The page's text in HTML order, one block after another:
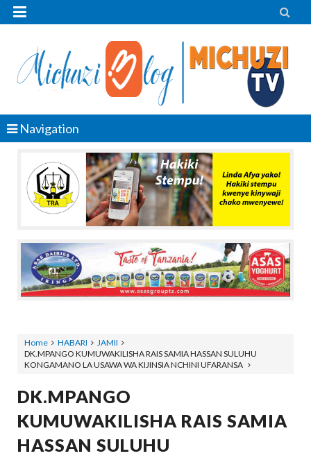
 
Navigation
Home HABARI
JAMII
DK.MPANGO KUMUWAKILISHA RAIS SAMIA HASSAN SULUHU
KONGAMANO LA USAWA WA KIJINSIA NCHINI UFARANSA
DK.MPANGO
KUMUWAKILISHA RAIS SAMIA
HASSAN SULUHU